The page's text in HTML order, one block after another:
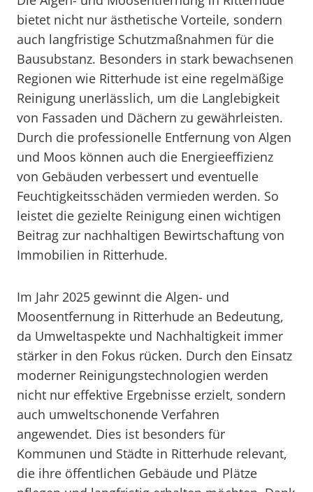
bietet nicht nur ästhetische Vorteile, sondern
auch langfristige Schutzmaßnahmen für die
Bausubstanz. Besonders in stark bewachsenen
Regionen wie Ritterhude ist eine regelmäßige
Reinigung unerlässlich, um die Langlebigkeit
von Fassaden und Dächern zu gewährleisten.
Durch die professionelle Entfernung von Algen
und Moos können auch die Energieeffizienz
von Gebäuden verbessert und eventuelle
Feuchtigkeitsschäden vermieden werden. So
leistet die gezielte Reinigung einen wichtigen
Beitrag zur nachhaltigen Bewirtschaftung von
Immobilien in Ritterhude.
Im Jahr 2025 gewinnt die Algen- und
Moosentfernung in Ritterhude an Bedeutung,
da Umweltaspekte und Nachhaltigkeit immer
stärker in den Fokus rücken. Durch den Einsatz
moderner Reinigungstechnologien werden
nicht nur effektive Ergebnisse erzielt, sondern
auch umweltschonende Verfahren
angewendet. Dies ist besonders für
Kommunen und Städte in Ritterhude relevant,
die ihre öffentlichen Gebäude und Plätze